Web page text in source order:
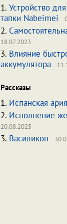
1. Устройство
тапки Nabeimei
2.
18.07.2023
3. Влияние
аккумулятора
Рассказы
1. Испанская
2. Исполнение
20.08.2025
3. Василикон